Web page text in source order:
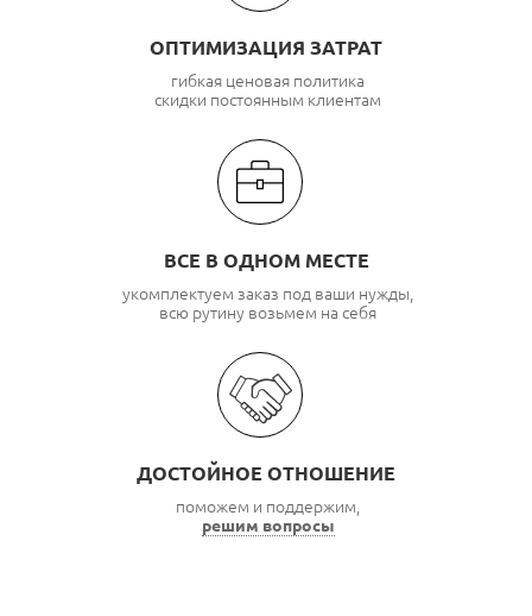
ОПТИМИЗАЦИЯ ЗАТРАТ
гибкая ценовая политика
скидки постоянным клиентам
ВСЕ В ОДНОМ МЕСТЕ
укомплектуем заказ под ваши нужды,
всю рутину возьмем на себя
ДОСТОЙНОЕ ОТНОШЕНИЕ
поможем и поддержим,
решим вопросы